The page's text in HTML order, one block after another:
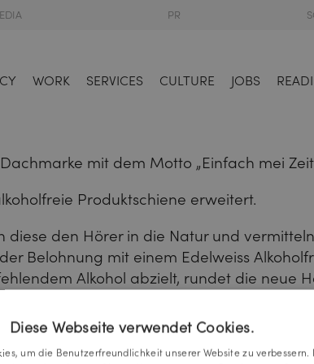
PR
WORK SERVICES CULTURE JOBS
mit dem Motto „Einfach mei
Produktschiene erweitert.
diese den Hörer in die Natur und
Belohnung mit einem Edelweiss
Alkohol abzielt, rundet die neue
Diese Webseite verwendet Cookies.
um die Benutzerfreundlichkeit unserer Website zu verbessern.